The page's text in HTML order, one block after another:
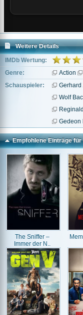
Weitere Details
IMDb Wertung:
Genre:
Action
Schauspieler:
Gerhard
Wolf
Gedeon
Empfohlene Einträge
The Sniffer –
Immer der N..